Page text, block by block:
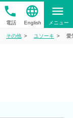
phone
電話
language
English
menu
メニュー
その他 ユソーキ 愛